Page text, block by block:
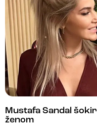
Mustafa Sandal
ženom